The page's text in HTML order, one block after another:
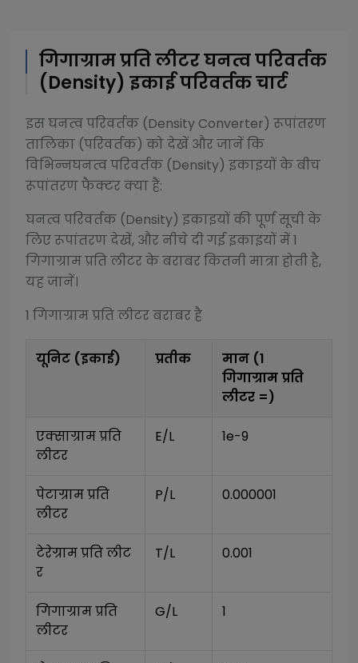
गिगाग्राम प्रति लीटरघनत्व परिवर्तक
(Density) इकाई परिवर्तक चार्ट
इसघनत्व परिवर्तक (Density Converter) रूपांतरण
तालिका (परिवर्तक) को देखें और जानें कि
विभिन्नघनत्व परिवर्तक (Density) इकाइयों के बीच
रूपांतरण फैक्टर क्या हैं:
घनत्व परिवर्तक (Density) इकाइयों की पूर्ण सूची के
लिए रूपांतरण देखें, और नीचे दी गई इकाइयों में 1
गिगाग्राम प्रति लीटरके बराबर कितनी मात्रा होती है,
यह जानें।
1 गिगाग्राम प्रति लीटरबराबर है
यूनिट (इकाई) प्रतीक
मान (1
गिगाग्राम प्रति
लीटर =)
एक्साग्राम प्रति
लीटर
E/L 1e-9
पेटाग्राम प्रति
लीटर
P/L 0.000001
टेरेग्राम प्रति लीट
र
T/L 0.001
गिगाग्राम प्रति
लीटर
G/L 1